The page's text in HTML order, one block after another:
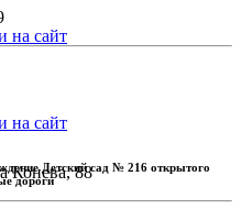
Конева, 88
на сайт
на сайт
Детский сад № 216 открытого
дороги